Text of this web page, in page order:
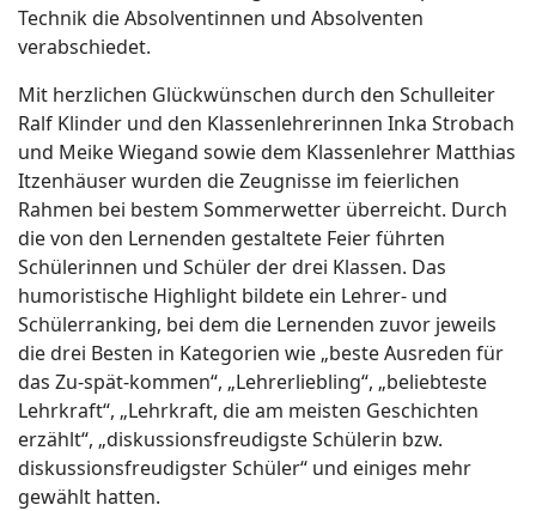
Technik die Absolventinnen und Absolventen
verabschiedet.
Mit herzlichen Glückwünschen durch den Schulleiter
Ralf Klinder und den Klassenlehrerinnen Inka Strobach
und Meike Wiegand sowie dem Klassenlehrer Matthias
Itzenhäuser wurden die Zeugnisse im feierlichen
Rahmen bei bestem Sommerwetter überreicht. Durch
die von den Lernenden gestaltete Feier führten
Schülerinnen und Schüler der drei Klassen. Das
humoristische Highlight bildete ein Lehrer- und
Schülerranking, bei dem die Lernenden zuvor jeweils
die drei Besten in Kategorien wie „beste Ausreden für
das Zu-spät-kommen“, „Lehrerliebling“, „beliebteste
Lehrkraft“, „Lehrkraft, die am meisten Geschichten
erzählt“, „diskussionsfreudigste Schülerin bzw.
diskussionsfreudigster Schüler“ und einiges mehr
gewählt hatten.